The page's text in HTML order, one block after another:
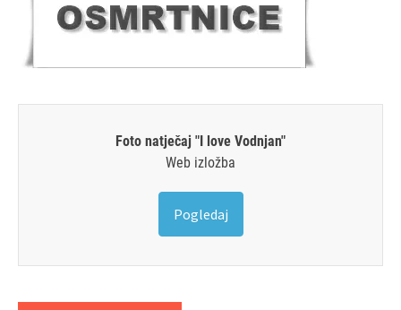
Foto natječaj "I love Vodnjan"
Web izložba
Pogledaj